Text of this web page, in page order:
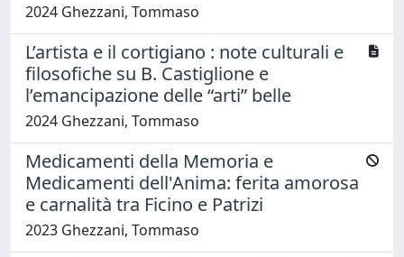
2024 Ghezzani, Tommaso
L’artista e il cortigiano : note culturali e
filosofiche su B. Castiglione e
l’emancipazione delle “arti” belle
2024 Ghezzani, Tommaso
Medicamenti della Memoria e
Medicamenti dell'Anima: ferita amorosa
e carnalità tra Ficino e Patrizi
2023 Ghezzani, Tommaso